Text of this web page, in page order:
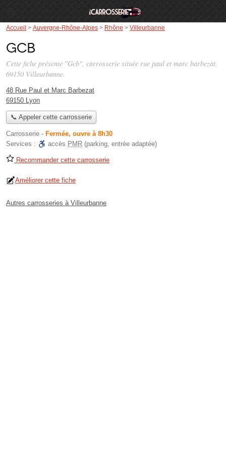
Accueil > Auvergne-Rhône-Alpes > Rhône > Villeurbanne
Gcb
Cette fiche présente "Gcb", carrosserie située rue paul et marc barbezat,
69150 Villeurbanne.
48 Rue Paul et Marc Barbezat
69150 Lyon
📞 Appeler cette carrosserie
Carrosserie - Fermée, ouvre à 8h30
Services :
accès PMR (parking, entrée adaptée)
Recommander cette carrosserie
Améliorer cette fiche
Autres carrosseries à Villeurbanne